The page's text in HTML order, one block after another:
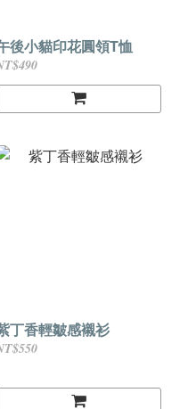
後小貓印花圓領T恤
丁香輕皺感襯衫